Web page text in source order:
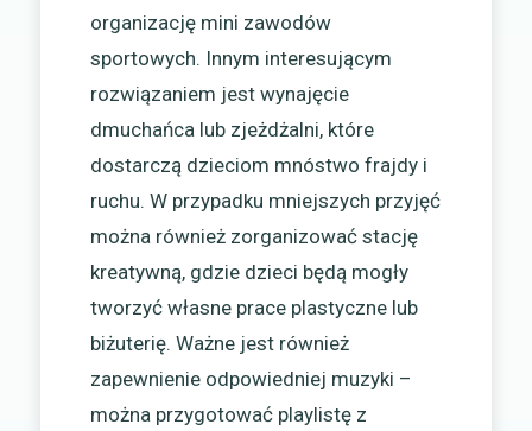
organizację mini zawodów
sportowych. Innym interesującym
rozwiązaniem jest wynajęcie
dmuchańca lub zjeżdżalni, które
dostarczą dzieciom mnóstwo frajdy i
ruchu. W przypadku mniejszych przyjęć
można również zorganizować stację
kreatywną, gdzie dzieci będą mogły
tworzyć własne prace plastyczne lub
biżuterię. Ważne jest również
zapewnienie odpowiedniej muzyki –
można przygotować playlistę z